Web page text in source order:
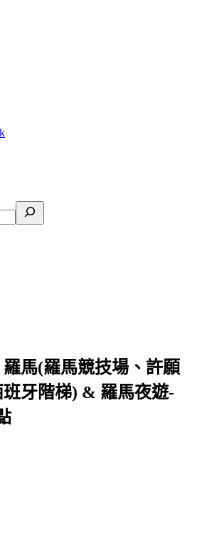
羅馬(羅馬競技場、許願
牙階梯) & 羅馬夜遊-